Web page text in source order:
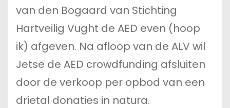
van den Bogaard van Stichting
Hartveilig Vught de AED even (hoop
ik) afgeven. Na afloop van de ALV wil
Jetse de AED crowdfunding afsluiten
door de verkoop per opbod van een
drietal donaties in natura.